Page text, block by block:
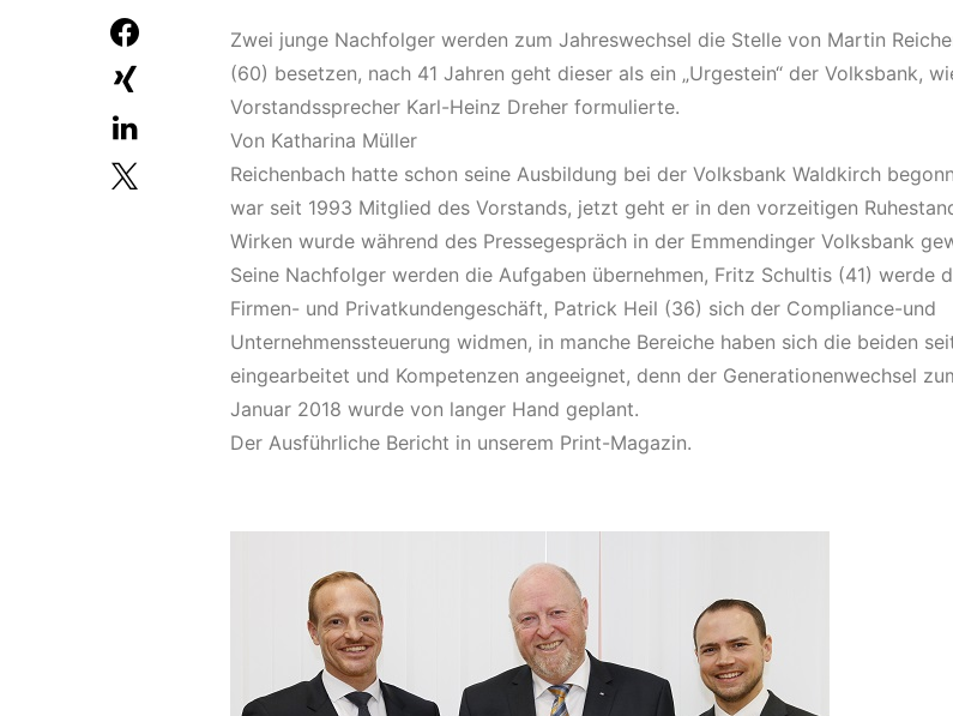
Zwei junge Nachfolger werden zum Jahreswechsel die Stelle von Martin
(60) besetzen, nach 41 Jahren geht dieser als ein „Urgestein“ der Volksbank,
Vorstandssprecher Karl-Heinz Dreher formulierte.
Von Katharina Müller
Reichenbach hatte schon seine Ausbildung bei der Volksbank Waldkirch
war seit 1993 Mitglied des Vorstands, jetzt geht er in den vorzeitigen
Wirken wurde während des Pressegespräch in der Emmendinger Volksbank
Seine Nachfolger werden die Aufgaben übernehmen, Fritz Schultis (41) werde
Firmen- und Privatkundengeschäft, Patrick Heil (36) sich der Compliance-und
Unternehmenssteuerung widmen, in manche Bereiche haben sich die beiden
eingearbeitet und Kompetenzen angeeignet, denn der Generationenwechsel
Januar 2018 wurde von langer Hand geplant.
Der Ausführliche Bericht in unserem Print-Magazin.